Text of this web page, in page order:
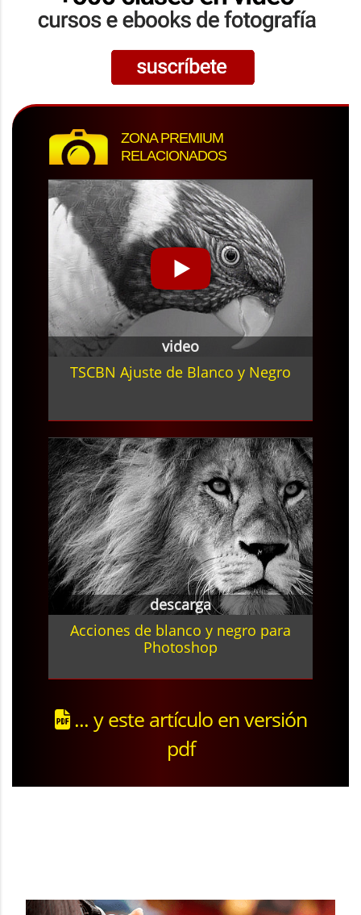
ZONA PREMIUM
RELACIONADOS
video
TSCBN Ajuste de Blanco y Negro
descarga
Acciones de blanco y negro para
Photoshop
... y este artículo en versión
pdf